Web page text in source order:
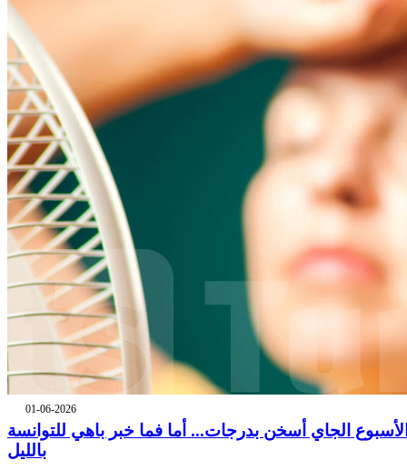
01-06-2026
الجاي أسخن بدرجات... أما فما خبر باهي للتوانسة
بالليل